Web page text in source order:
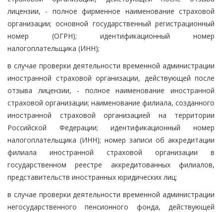
лицензии, - полное фирменное наименование страховой
организации; основной государственный регистрационный
номер (ОГРН); идентификационный номер
налогоплательщика (ИНН);
в случае проверки деятельности временной администрации
иностранной страховой организации, действующей после
отзыва лицензии, - полное наименование иностранной
страховой организации; наименование филиала, созданного
иностранной страховой организацией на территории
Российской Федерации; идентификационный номер
налогоплательщика (ИНН); номер записи об аккредитации
филиала иностранной страховой организации в
государственном реестре аккредитованных филиалов,
представительств иностранных юридических лиц;
в случае проверки деятельности временной администрации
негосударственного пенсионного фонда, действующей